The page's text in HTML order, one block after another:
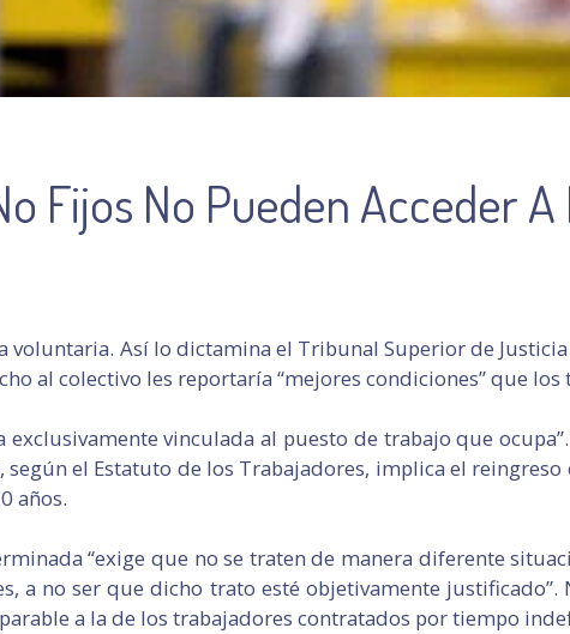
Fijos No Pueden Acceder A
Así lo dictamina el Tribunal Superior de Justicia
al colectivo les reportaría “mejores condiciones” que
vinculada al puesto de trabajo que
el Estatuto de los Trabajadores, implica el reingreso
años.
“exige que no se traten de manera diferente
a no ser que dicho trato esté objetivamente justificado”.
a la de los trabajadores contratados por tiempo